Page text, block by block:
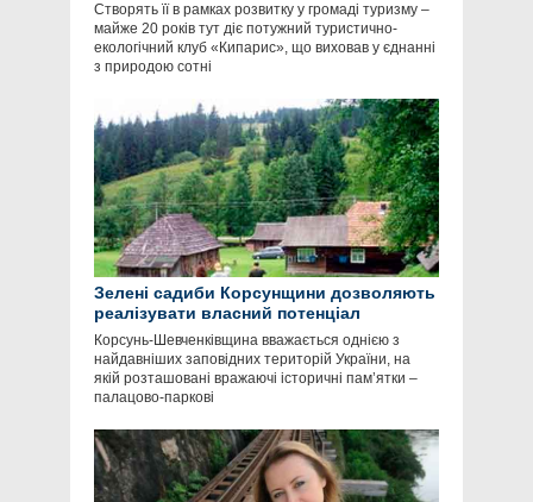
Створять її в рамках розвитку у громаді туризму –
майже 20 років тут діє потужний туристично-
екологічний клуб «Кипарис», що виховав у єднанні
з природою сотні
Зелені садиби Корсунщини дозволяють
реалізувати власний потенціал
Корсунь-Шевченківщина вважається однією з
найдавніших заповідних територій України, на
якій розташовані вражаючі історичні пам’ятки –
палацово-паркові